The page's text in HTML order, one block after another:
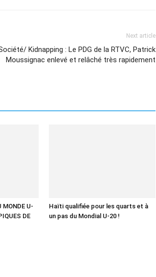
Next article
Kidnapping : Le PDG de la RTVC, Patrick
Moussignac enlevé et relâché très rapidement
MONDE U-
DE
Haïti qualifiée pour les quarts et à
un pas du Mondial U-20 !